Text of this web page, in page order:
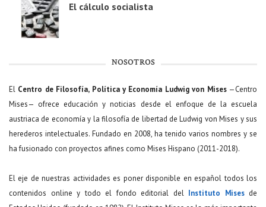
El cálculo socialista
NOSOTROS
El Centro de Filosofía, Política y Economía Ludwig von Mises—Centro
Mises— ofrece educación y noticias desde el enfoque de la escuela
austriaca de economía y la filosofía de libertad de Ludwig von Mises y sus
herederos intelectuales. Fundado en 2008, ha tenido varios nombres y se
ha fusionado con proyectos afines como Mises Hispano (2011-2018).
El eje de nuestras actividades es poner disponible en español todos los
contenidos online y todo el fondo editorial del Instituto Misesde